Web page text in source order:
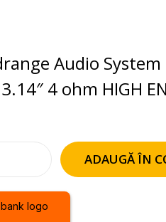
Audio System
4 ohm HIGH
ADAUGĂ ÎN